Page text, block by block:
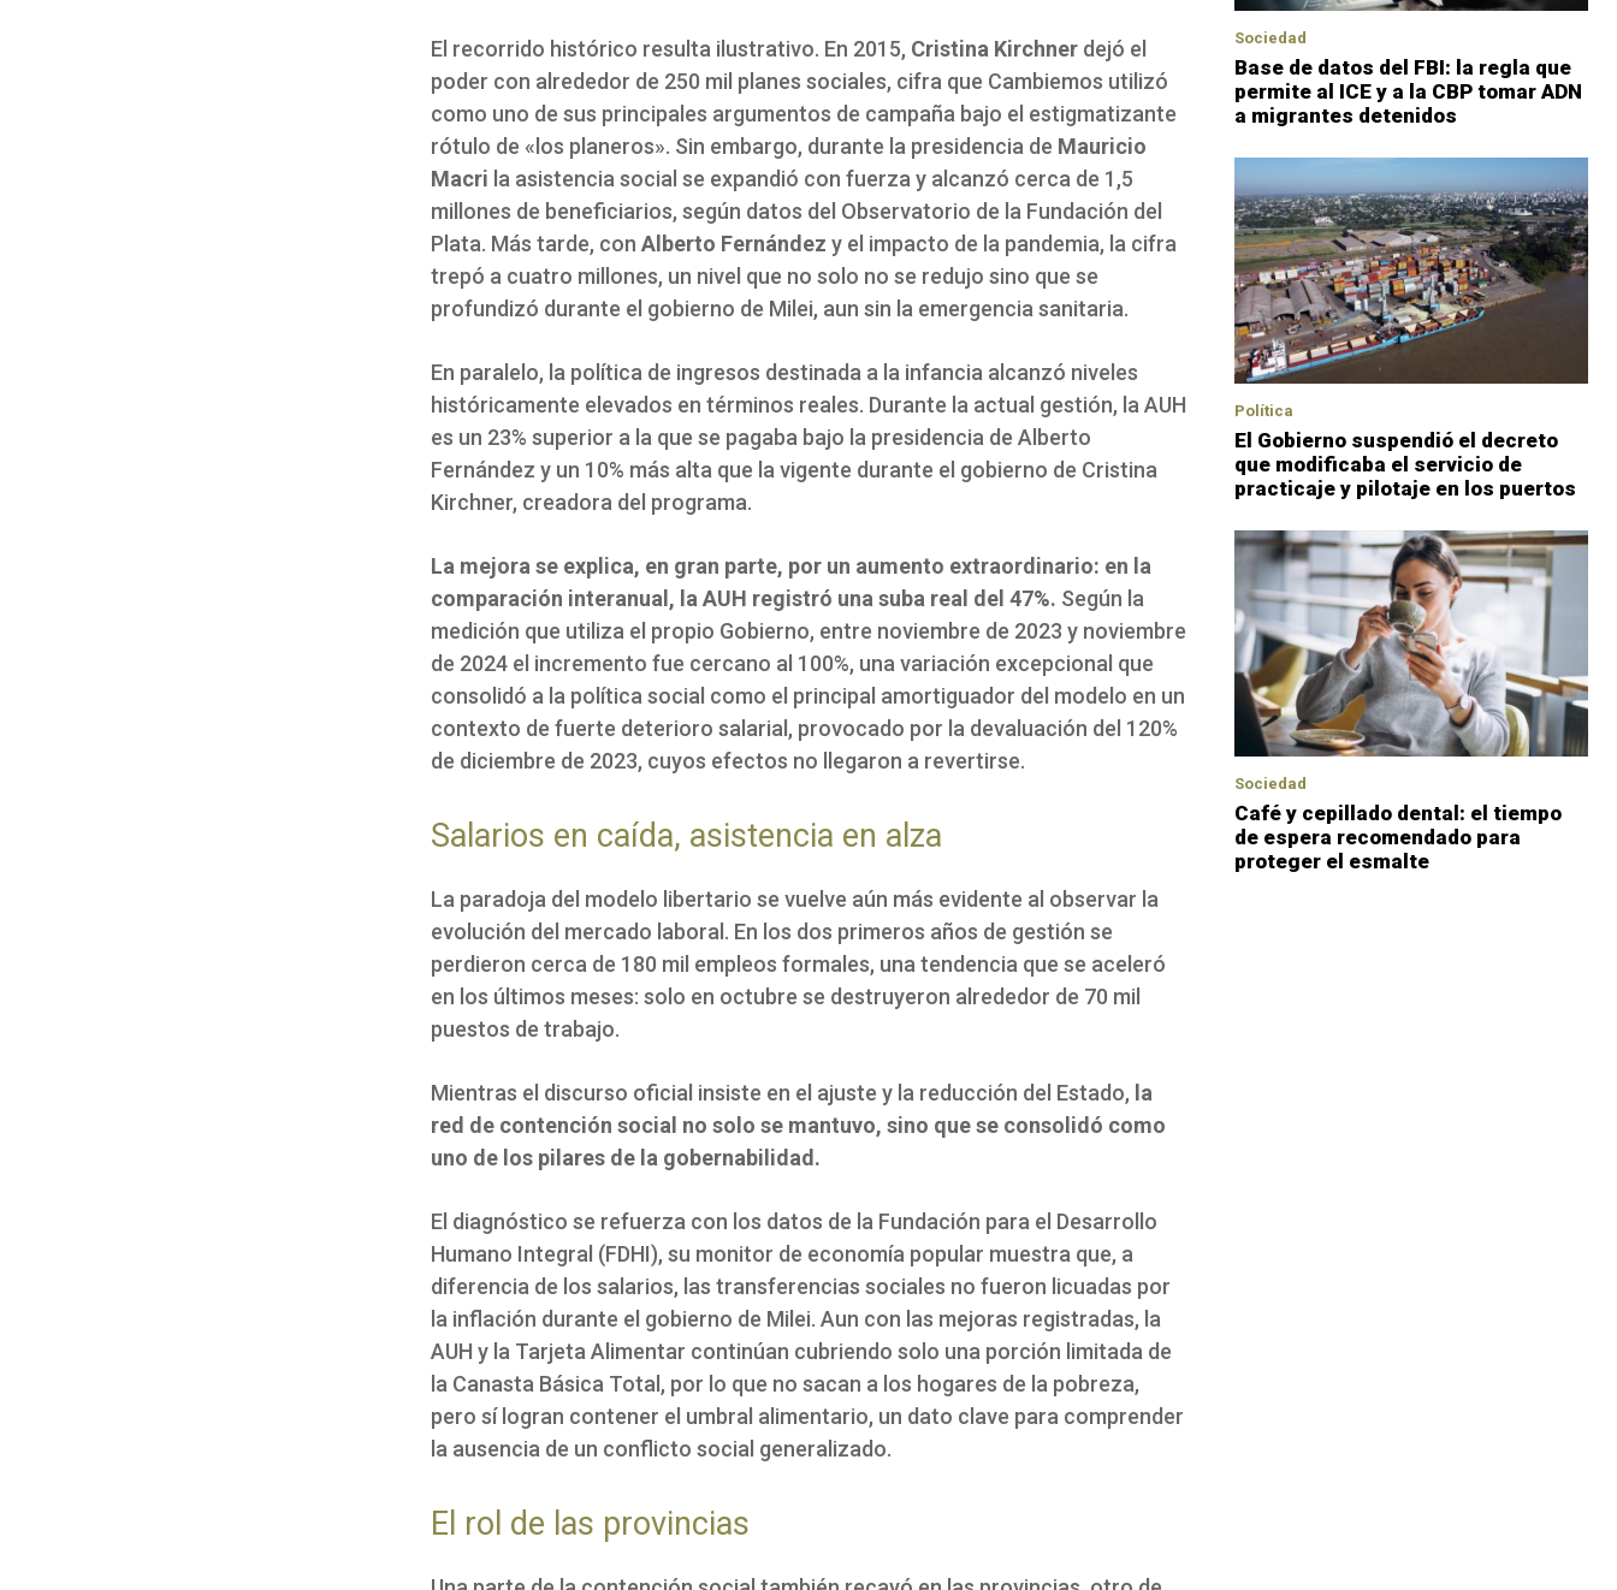
El recorrido histórico resulta ilustrativo. En 2015, Cristina Kirchner dejó el
poder con alrededor de 250 mil planes sociales, cifra que Cambiemos utilizó
como uno de sus principales argumentos de campaña bajo el estigmatizante
rótulo de «los planeros». Sin embargo, durante la presidencia de Mauricio
Macri la asistencia social se expandió con fuerza y alcanzó cerca de 1,5
millones de beneficiarios, según datos del Observatorio de la Fundación del
Plata. Más tarde, con Alberto Fernández y el impacto de la pandemia, la cifra
trepó a cuatro millones, un nivel que no solo no se redujo sino que se
profundizó durante el gobierno de Milei, aun sin la emergencia sanitaria.
En paralelo, la política de ingresos destinada a la infancia alcanzó niveles
históricamente elevados en términos reales. Durante la actual gestión, la AUH
es un 23% superior a la que se pagaba bajo la presidencia de Alberto
Fernández y un 10% más alta que la vigente durante el gobierno de Cristina
Kirchner, creadora del programa.
La mejora se explica, en gran parte, por un aumento extraordinario: en la
comparación interanual, la AUH registró una suba real del 47%. Según la
medición que utiliza el propio Gobierno, entre noviembre de 2023 y noviembre
de 2024 el incremento fue cercano al 100%, una variación excepcional que
consolidó a la política social como el principal amortiguador del modelo en un
contexto de fuerte deterioro salarial, provocado por la devaluación del 120%
de diciembre de 2023, cuyos efectos no llegaron a revertirse.
Salarios en caída, asistencia en alza
La paradoja del modelo libertario se vuelve aún más evidente al observar la
evolución del mercado laboral. En los dos primeros años de gestión se
perdieron cerca de 180 mil empleos formales, una tendencia que se aceleró
en los últimos meses: solo en octubre se destruyeron alrededor de 70 mil
puestos de trabajo.
Mientras el discurso oficial insiste en el ajuste y la reducción del Estado, la
red de contención social no solo se mantuvo, sino que se consolidó como
uno de los pilares de la gobernabilidad.
El diagnóstico se refuerza con los datos de la Fundación para el Desarrollo
Humano Integral (FDHI), su monitor de economía popular muestra que, a
diferencia de los salarios, las transferencias sociales no fueron licuadas por
la inflación durante el gobierno de Milei. Aun con las mejoras registradas, la
AUH y la Tarjeta Alimentar continúan cubriendo solo una porción limitada de
la Canasta Básica Total, por lo que no sacan a los hogares de la pobreza,
pero sí logran contener el umbral alimentario, un dato clave para comprender
la ausencia de un conflicto social generalizado.
El rol de las provincias
Sociedad
Base de datos del FBI: la regla que
permite al ICE y a la CBP tomar ADN
a migrantes detenidos
Política
El Gobierno suspendió el decreto
que modificaba el servicio de
practicaje y pilotaje en los puertos
Sociedad
Café y cepillado dental: el tiempo
de espera recomendado para
proteger el esmalte